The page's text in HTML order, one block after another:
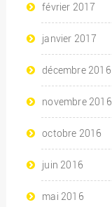
février 2017
janvier 2017
décembre 2016
novembre 2016
octobre 2016
juin 2016
mai 2016